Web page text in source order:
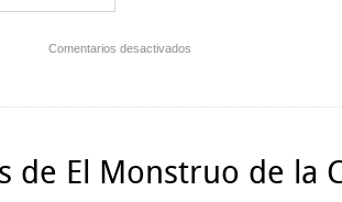
Comentarios desactivados
de
en
de El Monstruo de la